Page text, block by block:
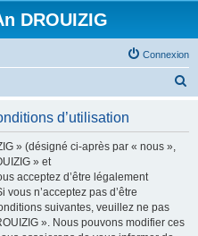
DROUIZIG
Connexion
d’utilisation
» (désigné ci-après par « nous »,
» et
acceptez d’être légalement
n’acceptez pas d’être
suivantes, veuillez ne pas
». Nous pouvons modifier ces